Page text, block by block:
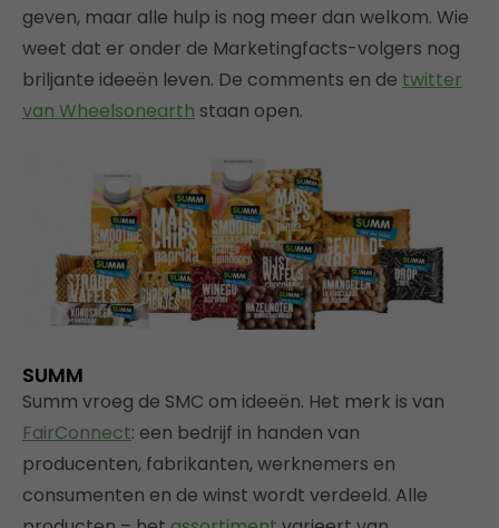
geven, maar alle hulp is nog meer dan welkom. Wie
weet dat er onder de Marketingfacts-volgers nog
briljante ideeën leven. De comments en de twitter
van Wheelsonearth staan open.
SUMM
Summ vroeg de SMC om ideeën. Het merk is van
FairConnect: een bedrijf in handen van
producenten, fabrikanten, werknemers en
consumenten en de winst wordt verdeeld. Alle